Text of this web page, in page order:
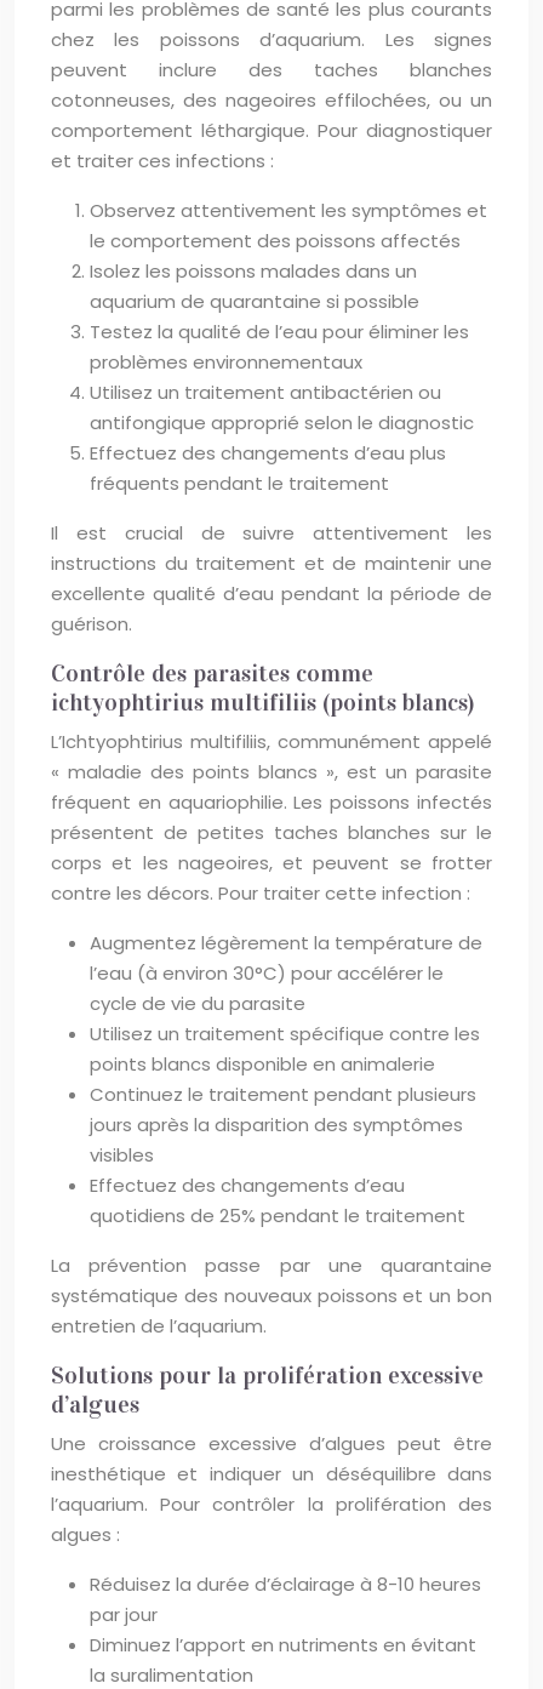
parmi les problèmes de santé les plus courants
chez les poissons d’aquarium. Les signes
peuvent inclure des taches blanches
cotonneuses, des nageoires effilochées, ou un
comportement léthargique. Pour diagnostiquer
et traiter ces infections :
Observez attentivement les symptômes et
le comportement des poissons affectés
Isolez les poissons malades dans un
aquarium de quarantaine si possible
Testez la qualité de l’eau pour éliminer les
problèmes environnementaux
Utilisez un traitement antibactérien ou
antifongique approprié selon le diagnostic
Effectuez des changements d’eau plus
fréquents pendant le traitement
Il est crucial de suivre attentivement les
instructions du traitement et de maintenir une
excellente qualité d’eau pendant la période de
guérison.
Contrôle des parasites comme
ichtyophtirius multifiliis (points blancs)
L’Ichtyophtirius multifiliis, communément appelé
« maladie des points blancs », est un parasite
fréquent en aquariophilie. Les poissons infectés
présentent de petites taches blanches sur le
corps et les nageoires, et peuvent se frotter
contre les décors. Pour traiter cette infection :
Augmentez légèrement la température de
l’eau (à environ 30°C) pour accélérer le
cycle de vie du parasite
Utilisez un traitement spécifique contre les
points blancs disponible en animalerie
Continuez le traitement pendant plusieurs
jours après la disparition des symptômes
visibles
Effectuez des changements d’eau
quotidiens de 25% pendant le traitement
La prévention passe par une quarantaine
systématique des nouveaux poissons et un bon
entretien de l’aquarium.
Solutions pour la prolifération excessive
d’algues
Une croissance excessive d’algues peut être
inesthétique et indiquer un déséquilibre dans
l’aquarium. Pour contrôler la prolifération des
algues :
Réduisez la durée d’éclairage à 8-10 heures
par jour
Diminuez l’apport en nutriments en évitant
la suralimentation